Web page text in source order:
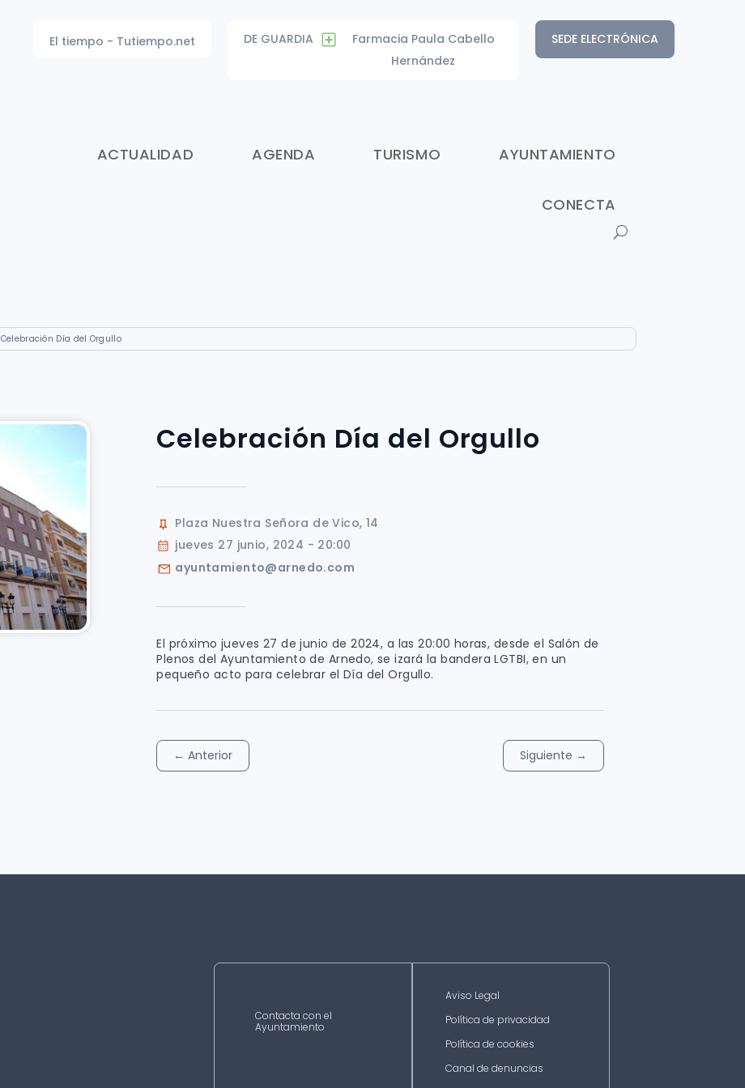
SEDE ELECTRÓNICA
DE GUARDIA
Farmacia Paula Cabello
Hernández
El tiempo - Tutiempo.net
ACTUALIDAD AGENDA TURISMO AYUNTAMIENTO
CONECTA
Celebración Día del Orgullo
Celebración Día del Orgullo
Plaza Nuestra Señora de Vico, 14
jueves 27 junio, 2024 - 20:00
ayuntamiento@arnedo.com
El próximo jueves 27 de junio de 2024, a las 20:00 horas, desde el Salón de
Plenos del Ayuntamiento de Arnedo, se izará la bandera LGTBI, en un
pequeño acto para celebrar el Día del Orgullo.
←Anterior Siguiente →
Contacta con el
Ayuntamiento
Aviso Legal
Política de privacidad
Política de cookies
Canal de denuncias